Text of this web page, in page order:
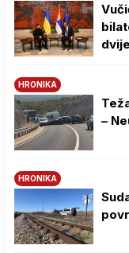
HRONIKA
–
HRONIKA